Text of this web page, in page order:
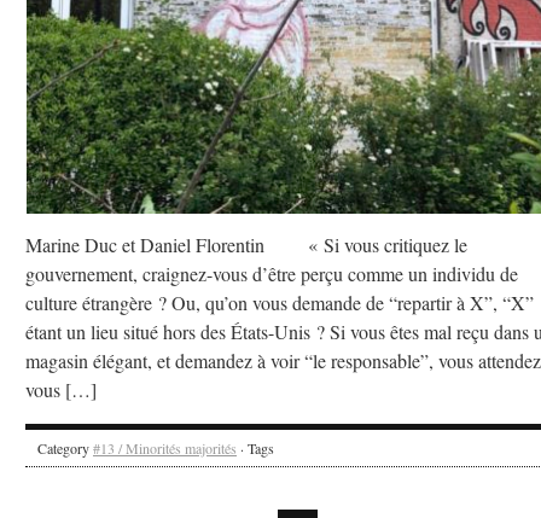
Marine Duc et Daniel Florentin « Si vous critiquez le
gouvernement, craignez-vous d’être perçu comme un individu de
culture étrangère ? Ou, qu’on vous demande de “repartir à X”, “X”
étant un lieu situé hors des États-Unis ? Si vous êtes mal reçu dans
magasin élégant, et demandez à voir “le responsable”, vous
vous […]
Category#13 / Minorités majorités · Tags